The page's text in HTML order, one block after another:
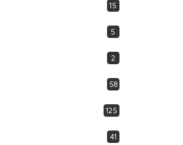
15
5
2
58
125
41